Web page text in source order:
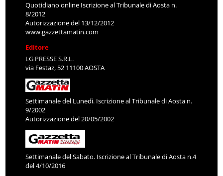
Quotidiano online Iscrizione al Tribunale di Aosta n.
8/2012
Autorizzazione del 13/12/2012
www.gazzettamatin.com
Editore
LG PRESSE S.R.L.
via Festaz, 52 11100 AOSTA
Settimanale del Lunedì. Iscrizione al Tribunale di Aosta n.
9/2002
Autorizzazione del 20/05/2002
Settimanale del Sabato. Iscrizione al Tribunale di Aosta n.4
del 4/10/2016